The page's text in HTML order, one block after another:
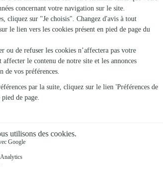
Les
Fleuristes
Fleuristes
Fleuristes